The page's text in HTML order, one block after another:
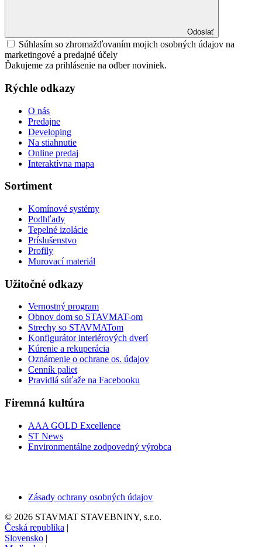
Odoslať
Súhlasím so zhromažďovaním mojich osobných údajov na
marketingové a predajné účely
Ďakujeme za prihlásenie na odber noviniek.
Rýchle odkazy
O nás
Predajne
Developing
Na stiahnutie
Online predaj
Interaktívna mapa
Sortiment
Komínové systémy
Podhľady
Tepelné izolácie
Príslušenstvo
Profily
Murovací materiál
Užitočné odkazy
Vernostný program
Obnov dom so STAVMAT-om
Strechy so STAVMATom
Konfigurátor interiérových dverí
Kúrenie a rekuperácia
Oznámenie o ochrane os. údajov
Cenník paliet
Pravidlá súťaže na Facebooku
Firemná kultúra
AAA GOLD Excellence
ST News
Environmentálne zodpovedný výrobca
Zásady ochrany osobných údajov
© 2026 STAVMAT STAVEBNINY, s.r.o.
Česká republika |
Slovensko |